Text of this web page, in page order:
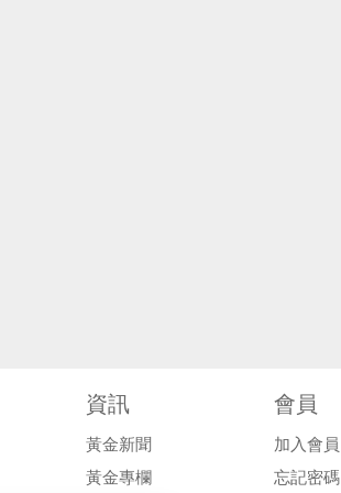
資訊
黃金新聞
黃金專欄
會員
加入會員
忘記密碼